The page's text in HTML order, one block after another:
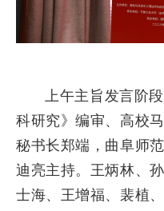
上午主旨发言阶
科研究》编审、高校
秘书长郑端，曲阜师
迪亮主持。王炳林、
士海、王增福、裴植